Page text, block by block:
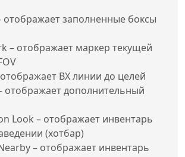
отображает заполненные боксы
– отображает маркер текущей
ВХ линии до целей
отображает дополнительный
Look – отображает инвентарь
(хотбар)
– отображает инвентарь